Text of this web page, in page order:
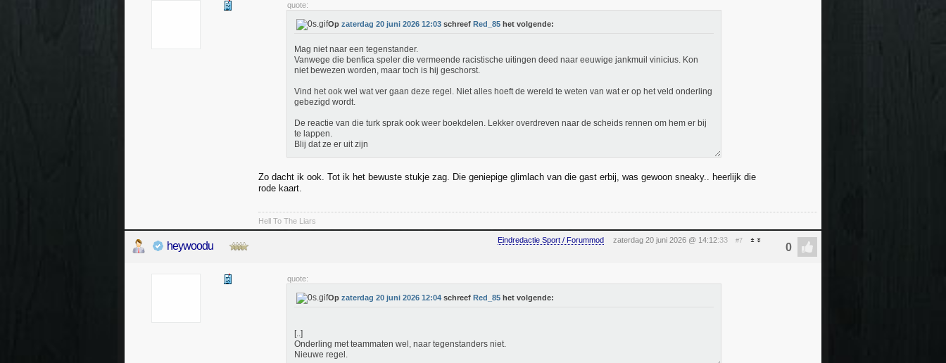
quote:
Op zaterdag 20 juni 2026 12:03 schreef Red_85 het volgende:
Mag niet naar een tegenstander.
Vanwege die benfica speler die vermeende racistische uitingen deed naar eeuwige jankmuil vinicius. Kon
niet bewezen worden, maar toch is hij geschorst.
Vind het ook wel wat ver gaan deze regel. Niet alles hoeft de wereld te weten van wat er op het veld onderling
gebezigd wordt.
De reactie van die turk sprak ook weer boekdelen. Lekker overdreven naar de scheids rennen om hem er bij
te lappen.
Blij dat ze er uit zijn
Zo dacht ik ook. Tot ik het bewuste stukje zag. Die geniepige glimlach van die gast erbij, was gewoon sneaky.. heerlijk die
rode kaart.
Hell To The Liars
Eindredactie Sport / Forummod zaterdag 20 juni 2026 @ 14:12:33 #7
heywoodu
quote:
Op zaterdag 20 juni 2026 12:04 schreef Red_85 het volgende:
[..]
Onderling met teammaten wel, naar tegenstanders niet.
Nieuwe regel.